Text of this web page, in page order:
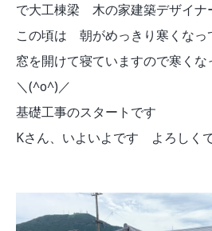
で大工棟梁 木の家建築デザイナ
この頃は 朝がめっきり寒くなっ
窓を開けて寝ていますので寒くな
＼(^o^)／
基礎工事のスタートです
Kさん、いよいよです よろしく